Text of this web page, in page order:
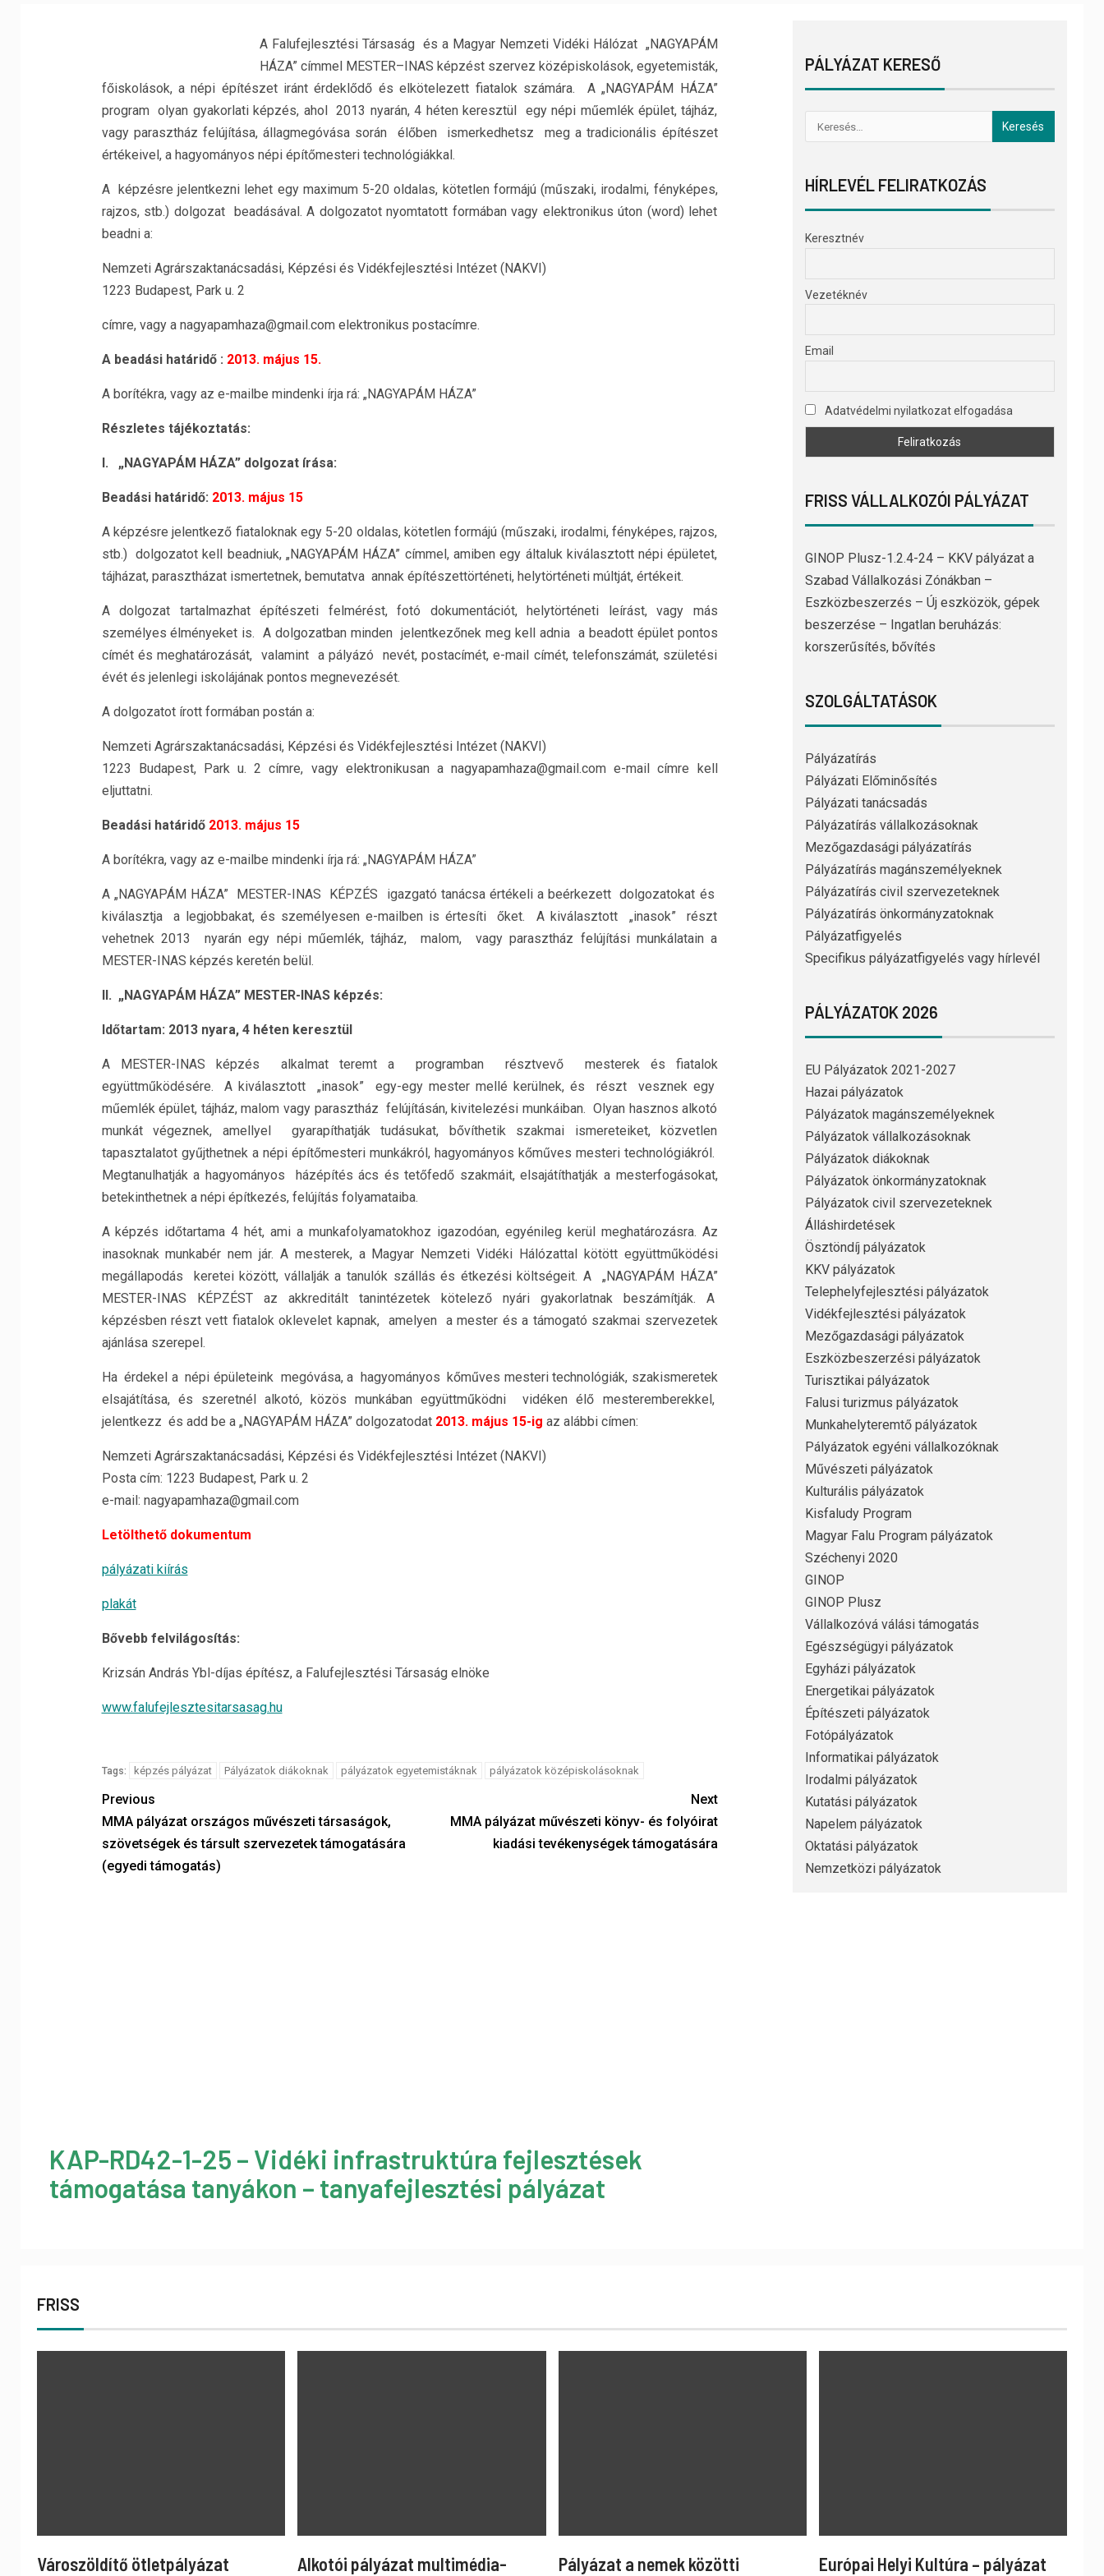
A Falufejlesztési Társaság és a Magyar Nemzeti Vidéki Hálózat „NAGYAPÁM
HÁZA” címmel MESTER–INAS képzést szervez középiskolások, egyetemisták,
főiskolások, a népi építészet iránt érdeklődő és elkötelezett fiatalok számára. A „NAGYAPÁM HÁZA”
program olyan gyakorlati képzés, ahol 2013 nyarán, 4 héten keresztül egy népi műemlék épület, tájház,
vagy parasztház felújítása, állagmegóvása során élőben ismerkedhetsz meg a tradicionális építészet
értékeivel, a hagyományos népi építőmesteri technológiákkal.
A képzésre jelentkezni lehet egy maximum 5-20 oldalas, kötetlen formájú (műszaki, irodalmi, fényképes,
rajzos, stb.) dolgozat beadásával. A dolgozatot nyomtatott formában vagy elektronikus úton (word) lehet
beadni a:
Nemzeti Agrárszaktanácsadási, Képzési és Vidékfejlesztési Intézet (NAKVI)
1223 Budapest, Park u. 2
címre, vagy a nagyapamhaza@gmail.com elektronikus postacímre.
A beadási határidő : 2013. május 15.
A borítékra, vagy az e-mailbe mindenki írja rá: „NAGYAPÁM HÁZA”
Részletes tájékoztatás:
I. „NAGYAPÁM HÁZA” dolgozat írása:
Beadási határidő: 2013. május 15
A képzésre jelentkező fiataloknak egy 5-20 oldalas, kötetlen formájú (műszaki, irodalmi, fényképes, rajzos,
stb.) dolgozatot kell beadniuk, „NAGYAPÁM HÁZA” címmel, amiben egy általuk kiválasztott népi épületet,
tájházat, parasztházat ismertetnek, bemutatva annak építészettörténeti, helytörténeti múltját, értékeit.
A dolgozat tartalmazhat építészeti felmérést, fotó dokumentációt, helytörténeti leírást, vagy más
személyes élményeket is. A dolgozatban minden jelentkezőnek meg kell adnia a beadott épület pontos
címét és meghatározását, valamint a pályázó nevét, postacímét, e-mail címét, telefonszámát, születési
évét és jelenlegi iskolájának pontos megnevezését.
A dolgozatot írott formában postán a:
Nemzeti Agrárszaktanácsadási, Képzési és Vidékfejlesztési Intézet (NAKVI)
1223 Budapest, Park u. 2 címre, vagy elektronikusan a nagyapamhaza@gmail.com e-mail címre kell
eljuttatni.
Beadási határidő 2013. május 15
A borítékra, vagy az e-mailbe mindenki írja rá: „NAGYAPÁM HÁZA”
A „NAGYAPÁM HÁZA” MESTER-INAS KÉPZÉS igazgató tanácsa értékeli a beérkezett dolgozatokat és
kiválasztja a legjobbakat, és személyesen e-mailben is értesíti őket. A kiválasztott „inasok” részt
vehetnek 2013 nyarán egy népi műemlék, tájház, malom, vagy parasztház felújítási munkálatain a
MESTER-INAS képzés keretén belül.
II. „NAGYAPÁM HÁZA” MESTER-INAS képzés:
Időtartam: 2013 nyara, 4 héten keresztül
A MESTER-INAS képzés alkalmat teremt a programban résztvevő mesterek és fiatalok
együttműködésére. A kiválasztott „inasok” egy-egy mester mellé kerülnek, és részt vesznek egy
műemlék épület, tájház, malom vagy parasztház felújításán, kivitelezési munkáiban. Olyan hasznos alkotó
munkát végeznek, amellyel gyarapíthatják tudásukat, bővíthetik szakmai ismereteiket, közvetlen
tapasztalatot gyűjthetnek a népi építőmesteri munkákról, hagyományos kőműves mesteri technológiákról.
Megtanulhatják a hagyományos házépítés ács és tetőfedő szakmáit, elsajátíthatják a mesterfogásokat,
betekinthetnek a népi építkezés, felújítás folyamataiba.
A képzés időtartama 4 hét, ami a munkafolyamatokhoz igazodóan, egyénileg kerül meghatározásra. Az
inasoknak munkabér nem jár. A mesterek, a Magyar Nemzeti Vidéki Hálózattal kötött együttműködési
megállapodás keretei között, vállalják a tanulók szállás és étkezési költségeit. A „NAGYAPÁM HÁZA”
MESTER-INAS KÉPZÉST az akkreditált tanintézetek kötelező nyári gyakorlatnak beszámítják. A
képzésben részt vett fiatalok oklevelet kapnak, amelyen a mester és a támogató szakmai szervezetek
ajánlása szerepel.
Ha érdekel a népi épületeink megóvása, a hagyományos kőműves mesteri technológiák, szakismeretek
elsajátítása, és szeretnél alkotó, közös munkában együttműködni vidéken élő mesteremberekkel,
jelentkezz és add be a „NAGYAPÁM HÁZA” dolgozatodat2013. május 15-ig az alábbi címen:
Nemzeti Agrárszaktanácsadási, Képzési és Vidékfejlesztési Intézet (NAKVI)
Posta cím: 1223 Budapest, Park u. 2
e-mail: nagyapamhaza@gmail.com
Letölthető dokumentum
pályázati kiírás
plakát
Bővebb felvilágosítás:
Krizsán András Ybl-díjas építész, a Falufejlesztési Társaság elnöke
www.falufejlesztesitarsasag.hu
Tags: képzés pályázat Pályázatok diákoknak pályázatok egyetemistáknak pályázatok középiskolásoknak
Previous
MMA pályázat országos művészeti társaságok,
szövetségek és társult szervezetek támogatására
(egyedi támogatás)
Next
MMA pályázat művészeti könyv- és folyóirat
kiadási tevékenységek támogatására
KAP-RD42-1-25 – Vidéki infrastruktúra fejlesztések
támogatása tanyákon – tanyafejlesztési pályázat
PÁLYÁZAT KERESŐ
HÍRLEVÉL FELIRATKOZÁS
Keresztnév
Vezetéknév
Email
Adatvédelmi nyilatkozat elfogadása
FRISS VÁLLALKOZÓI PÁLYÁZAT
GINOP Plusz-1.2.4-24 – KKV pályázat a
Szabad Vállalkozási Zónákban –
Eszközbeszerzés – Új eszközök, gépek
beszerzése – Ingatlan beruházás:
korszerűsítés, bővítés
SZOLGÁLTATÁSOK
Pályázatírás
Pályázati Előminősítés
Pályázati tanácsadás
Pályázatírás vállalkozásoknak
Mezőgazdasági pályázatírás
Pályázatírás magánszemélyeknek
Pályázatírás civil szervezeteknek
Pályázatírás önkormányzatoknak
Pályázatfigyelés
Specifikus pályázatfigyelés vagy hírlevél
PÁLYÁZATOK 2026
EU Pályázatok 2021-2027
Hazai pályázatok
Pályázatok magánszemélyeknek
Pályázatok vállalkozásoknak
Pályázatok diákoknak
Pályázatok önkormányzatoknak
Pályázatok civil szervezeteknek
Álláshirdetések
Ösztöndíj pályázatok
KKV pályázatok
Telephelyfejlesztési pályázatok
Vidékfejlesztési pályázatok
Mezőgazdasági pályázatok
Eszközbeszerzési pályázatok
Turisztikai pályázatok
Falusi turizmus pályázatok
Munkahelyteremtő pályázatok
Pályázatok egyéni vállalkozóknak
Művészeti pályázatok
Kulturális pályázatok
Kisfaludy Program
Magyar Falu Program pályázatok
Széchenyi 2020
GINOP
GINOP Plusz
Vállalkozóvá válási támogatás
Egészségügyi pályázatok
Egyházi pályázatok
Energetikai pályázatok
Építészeti pályázatok
Fotópályázatok
Informatikai pályázatok
Irodalmi pályázatok
Kutatási pályázatok
Napelem pályázatok
Oktatási pályázatok
Nemzetközi pályázatok
FRISS
Városzöldítő ötletpályázat Alkotói pályázat multimédia- Pályázat a nemek közötti Európai Helyi Kultúra – pályázat